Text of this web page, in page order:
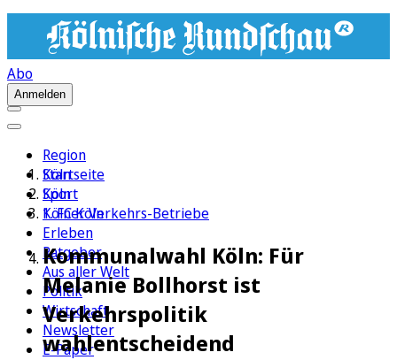
Abo
Anmelden
Region
Köln
Sport
1. FC Köln
Erleben
Ratgeber
Aus aller Welt
Politik
Wirtschaft
Newsletter
E-Paper
Startseite
Köln
Kölner Verkehrs-Betriebe
Kommunalwahl Köln: Für
Melanie Bollhorst ist
Verkehrspolitik
wahlentscheidend